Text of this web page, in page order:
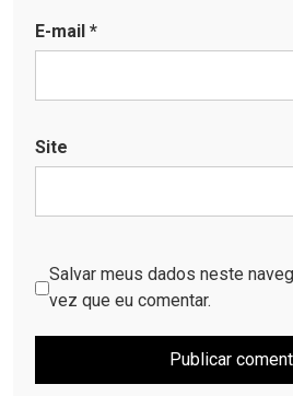
E-mail *
Site
Salvar meus dados neste
vez que eu comentar.